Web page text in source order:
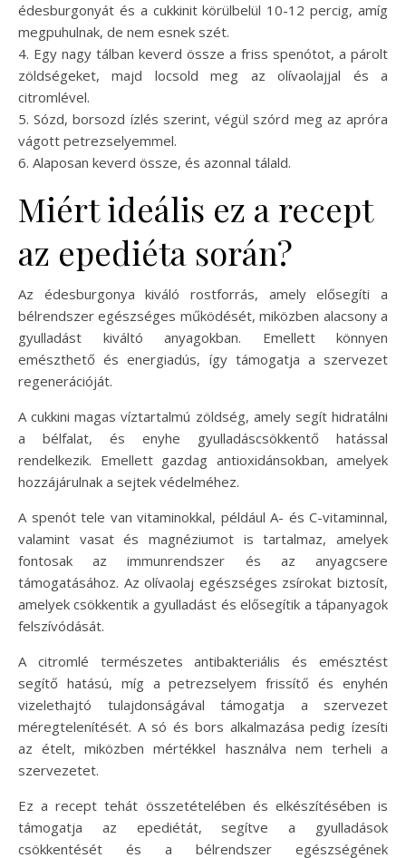
édesburgonyát és a cukkinit körülbelül 10-12 percig, amíg
megpuhulnak, de nem esnek szét.
4. Egy nagy tálban keverd össze a friss spenótot, a párolt
zöldségeket, majd locsold meg az olívaolajjal és a
citromlével.
5. Sózd, borsozd ízlés szerint, végül szórd meg az apróra
vágott petrezselyemmel.
6. Alaposan keverd össze, és azonnal tálald.
Miért ideális ez a recept
az epediéta során?
Az édesburgonya kiváló rostforrás, amely elősegíti a
bélrendszer egészséges működését, miközben alacsony a
gyulladást kiváltó anyagokban. Emellett könnyen
emészthető és energiadús, így támogatja a szervezet
regenerációját.
A cukkini magas víztartalmú zöldség, amely segít hidratálni
a bélfalat, és enyhe gyulladáscsökkentő hatással
rendelkezik. Emellett gazdag antioxidánsokban, amelyek
hozzájárulnak a sejtek védelméhez.
A spenót tele van vitaminokkal, például A- és C-vitaminnal,
valamint vasat és magnéziumot is tartalmaz, amelyek
fontosak az immunrendszer és az anyagcsere
támogatásához. Az olívaolaj egészséges zsírokat biztosít,
amelyek csökkentik a gyulladást és elősegítik a tápanyagok
felszívódását.
A citromlé természetes antibakteriális és emésztést
segítő hatású, míg a petrezselyem frissítő és enyhén
vizelethajtó tulajdonságával támogatja a szervezet
méregtelenítését. A só és bors alkalmazása pedig ízesíti
az ételt, miközben mértékkel használva nem terheli a
szervezetet.
Ez a recept tehát összetételében és elkészítésében is
támogatja az epediétát, segítve a gyulladások
csökkentését és a bélrendszer egészségének